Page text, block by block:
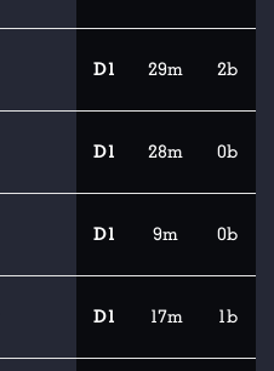
D1 29m 2b
D1 28m 0b
D1 9m 0b
D1 17m 1b